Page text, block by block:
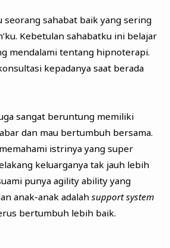
seorang sahabat baik yang sering
Kebetulan sahabatku ini belajar
mendalami tentang hipnoterapi.
kepadanya saat berada
sangat beruntung memiliki
dan mau bertumbuh bersama.
istrinya yang super
keluarganya tak jauh lebih
punya agility ability yang
anak-anak adalah support system
bertumbuh lebih baik.